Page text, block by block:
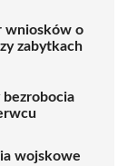
wniosków o
zabytkach
wojskowe